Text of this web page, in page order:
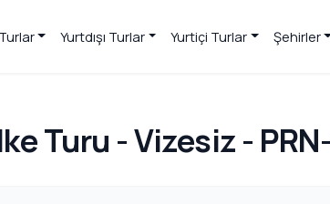
Yurtdışı Turlar Yurtiçi Turlar Şehirler
Turu - Vizesiz -